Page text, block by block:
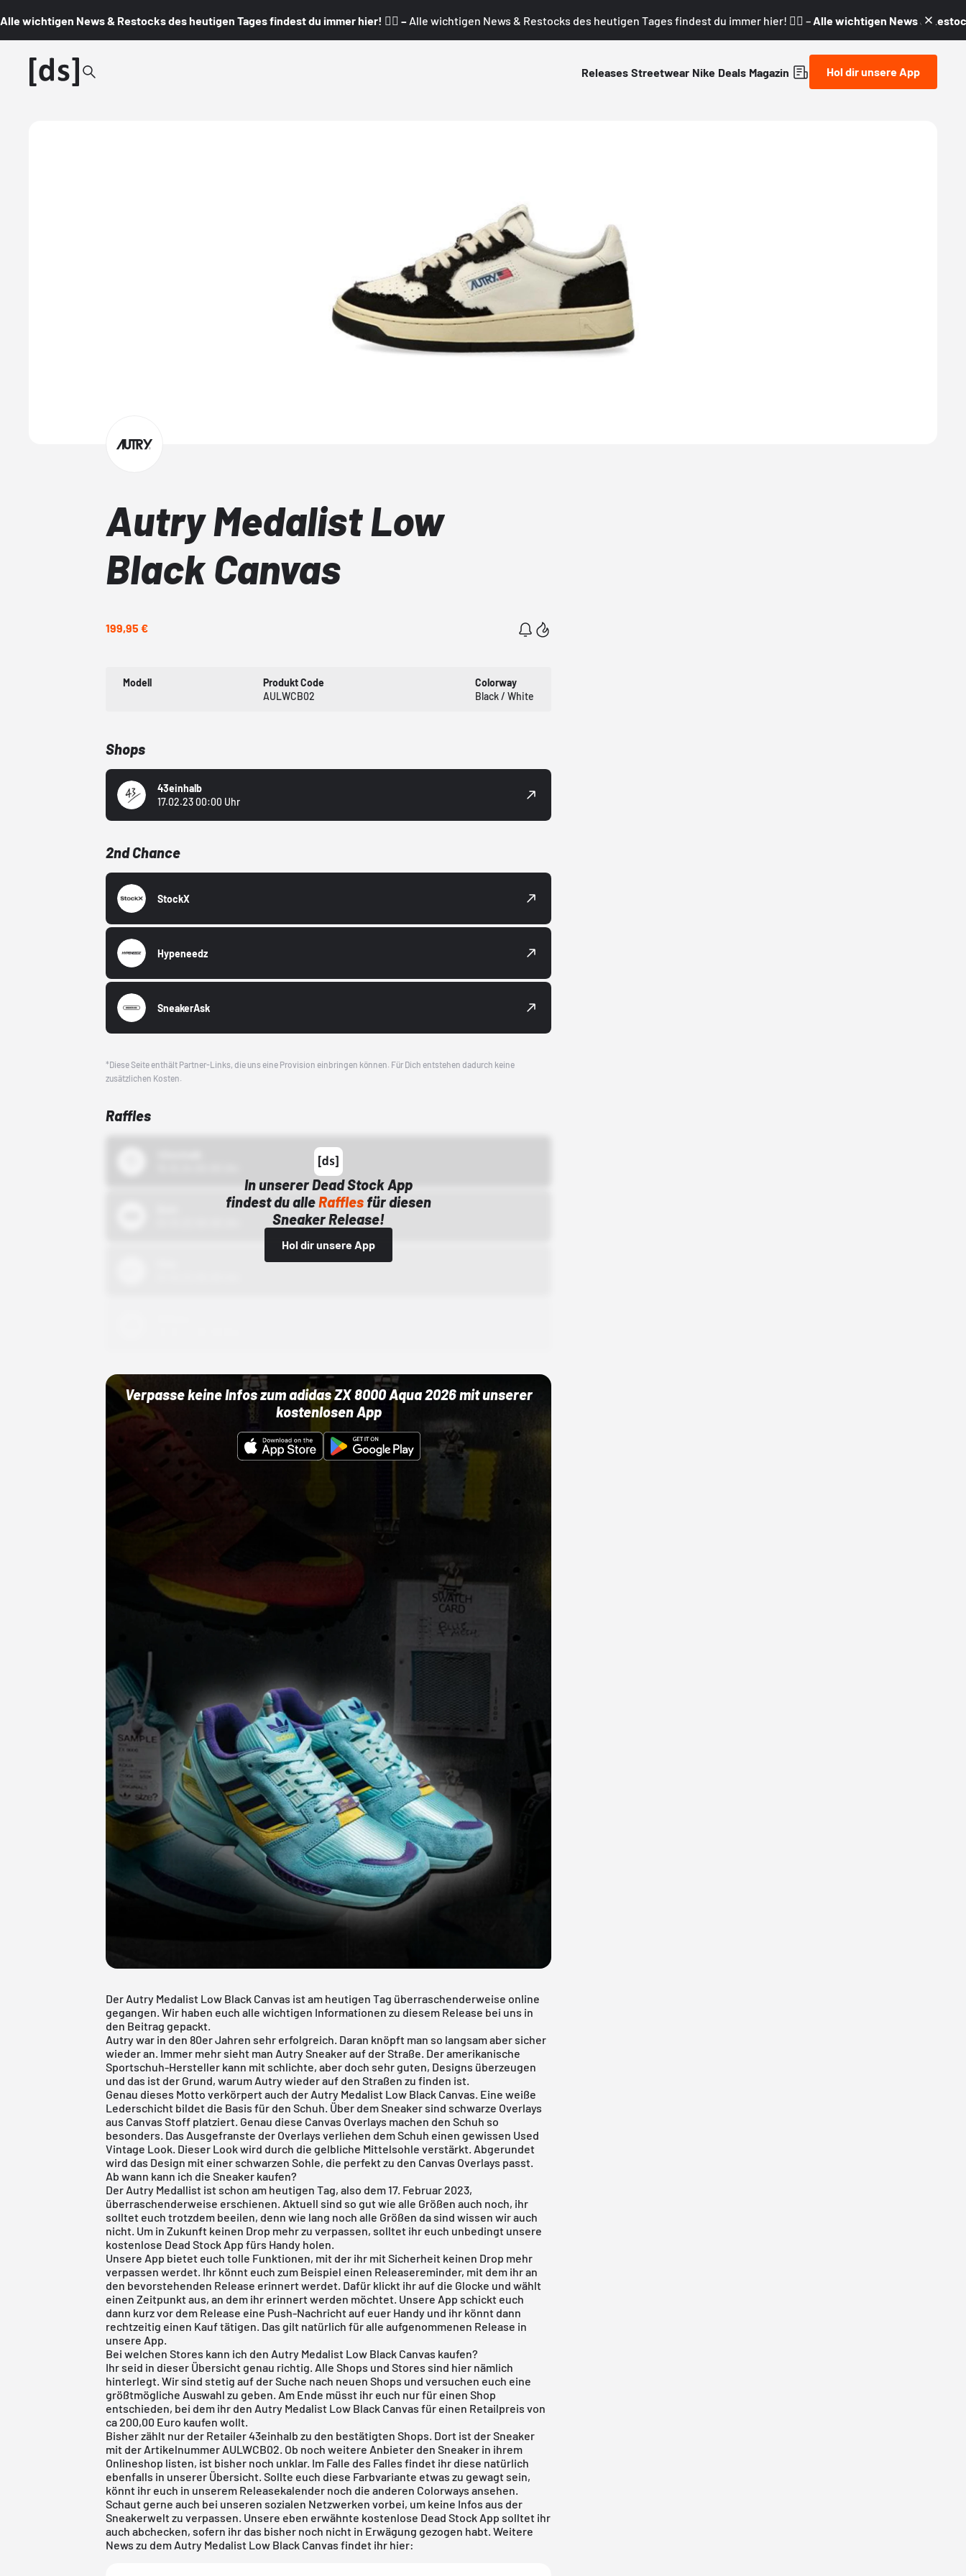
Alle wichtigen News & Restocks des heutigen Tages findest du immer hier! 👇🏼 – Alle wichtigen News & Restocks des heutigen Tages findest du immer hier! 👇🏼 – Alle wichtigen News &
Releases Streetwear Nike Deals Magazin Hol dir unsere App
Autry Medalist Low
Black Canvas
199,95 €
Modell
Produkt Code
AULWCB02
Colorway
Black / White
Shops
43einhalb
17.02.23 00:00 Uhr
2nd Chance
StockX
Hypeneedz
SneakerAsk
*Diese Seite enthält Partner-Links, die uns eine Provision einbringen können. Für Dich entstehen dadurch keine
zusätzlichen Kosten.
Raffles
In unserer Dead Stock App
findest du alleRaffles für diesen
Sneaker Release!
Hol dir unsere App
Verpasse keine Infos zum adidas ZX 8000 Aqua 2026 mit unserer
kostenlosen App
Der Autry Medalist Low Black Canvas ist am heutigen Tag überraschenderweise online
gegangen. Wir haben euch alle wichtigen Informationen zu diesem Release bei uns in
den Beitrag gepackt.
Autry war in den 80er Jahren sehr erfolgreich. Daran knöpft man so langsam aber sicher
wieder an. Immer mehr sieht man Autry Sneaker auf der Straße. Der amerikanische
Sportschuh-Hersteller kann mit schlichte, aber doch sehr guten, Designs überzeugen
und das ist der Grund, warum Autry wieder auf den Straßen zu finden ist.
Genau dieses Motto verkörpert auch der Autry Medalist Low Black Canvas. Eine weiße
Lederschicht bildet die Basis für den Schuh. Über dem Sneaker sind schwarze Overlays
aus Canvas Stoff platziert. Genau diese Canvas Overlays machen den Schuh so
besonders. Das Ausgefranste der Overlays verliehen dem Schuh einen gewissen Used
Vintage Look. Dieser Look wird durch die gelbliche Mittelsohle verstärkt. Abgerundet
wird das Design mit einer schwarzen Sohle, die perfekt zu den Canvas Overlays passt.
Ab wann kann ich die Sneaker kaufen?
Der Autry Medallist ist schon am heutigen Tag, also dem 17. Februar 2023,
überraschenderweise erschienen. Aktuell sind so gut wie alle Größen auch noch, ihr
solltet euch trotzdem beeilen, denn wie lang noch alle Größen da sind wissen wir auch
nicht. Um in Zukunft keinen Drop mehr zu verpassen, solltet ihr euch unbedingt unsere
kostenlose Dead Stock App fürs Handy holen.
Unsere App bietet euch tolle Funktionen, mit der ihr mit Sicherheit keinen Drop mehr
verpassen werdet. Ihr könnt euch zum Beispiel einen Releasereminder, mit dem ihr an
den bevorstehenden Release erinnert werdet. Dafür klickt ihr auf die Glocke und wählt
einen Zeitpunkt aus, an dem ihr erinnert werden möchtet. Unsere App schickt euch
dann kurz vor dem Release eine Push-Nachricht auf euer Handy und ihr könnt dann
rechtzeitig einen Kauf tätigen. Das gilt natürlich für alle aufgenommenen Release in
unsere App.
Bei welchen Stores kann ich den Autry Medalist Low Black Canvas kaufen?
Ihr seid in dieser Übersicht genau richtig. Alle Shops und Stores sind hier nämlich
hinterlegt. Wir sind stetig auf der Suche nach neuen Shops und versuchen euch eine
größtmögliche Auswahl zu geben. Am Ende müsst ihr euch nur für einen Shop
entschieden, bei dem ihr den Autry Medalist Low Black Canvas für einen Retailpreis von
ca 200,00 Euro kaufen wollt.
Bisher zählt nur der Retailer 43einhalb zu den bestätigten Shops. Dort ist der Sneaker
mit der Artikelnummer AULWCB02. Ob noch weitere Anbieter den Sneaker in ihrem
Onlineshop listen, ist bisher noch unklar. Im Falle des Falles findet ihr diese natürlich
ebenfalls in unserer Übersicht. Sollte euch diese Farbvariante etwas zu gewagt sein,
könnt ihr euch in unserem Releasekalender noch die anderen Colorways ansehen.
Schaut gerne auch bei unseren sozialen Netzwerken vorbei, um keine Infos aus der
Sneakerwelt zu verpassen. Unsere eben erwähnte kostenlose Dead Stock App solltet ihr
auch abchecken, sofern ihr das bisher noch nicht in Erwägung gezogen habt. Weitere
News zu dem Autry Medalist Low Black Canvas findet ihr hier: